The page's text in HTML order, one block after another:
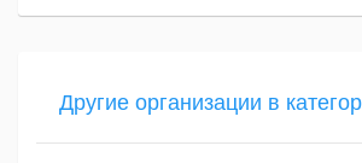
Другие организации в